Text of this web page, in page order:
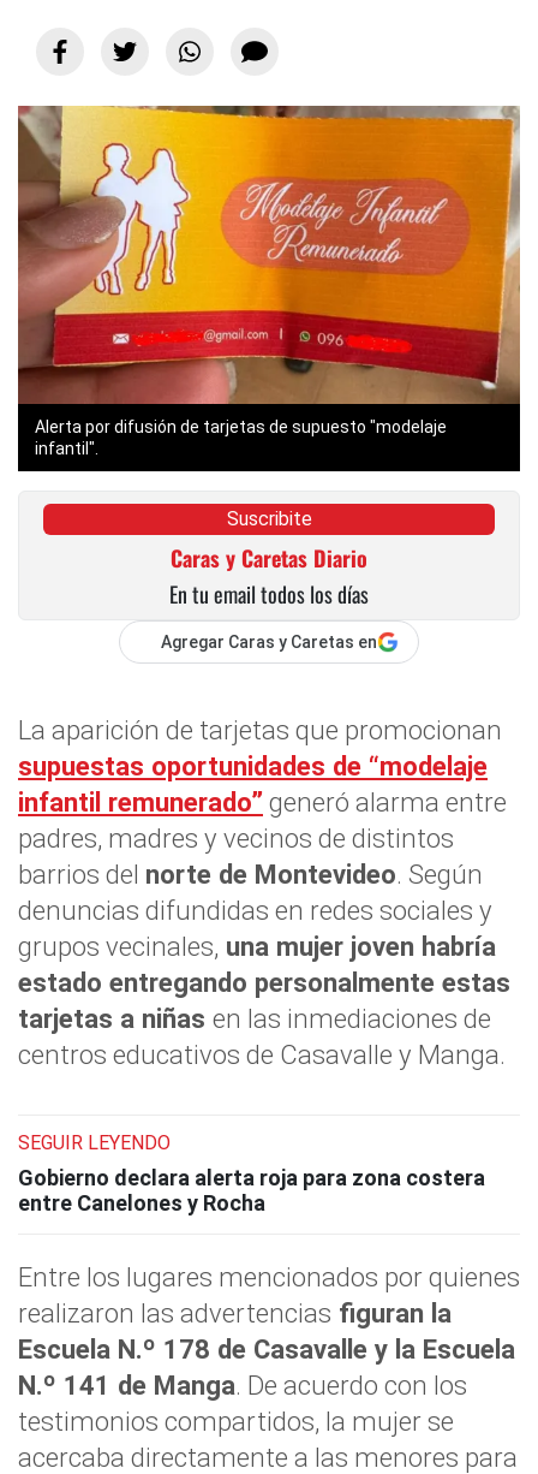
Alerta por difusión de tarjetas de supuesto "modelaje
infantil".
Suscribite
Caras y Caretas Diario
En tu email todos los días
Agregar Caras y Caretas en
La aparición de tarjetas que promocionan
supuestas oportunidades de “modelaje
infantil remunerado”generó alarma entre
padres, madres y vecinos de distintos
barrios del norte de Montevideo. Según
denuncias difundidas en redes sociales y
grupos vecinales, una mujer joven habría
estado entregando personalmente estas
tarjetas a niñas en las inmediaciones de
centros educativos de Casavalle y Manga.
SEGUIR LEYENDO
Gobierno declara alerta roja para zona costera
entre Canelones y Rocha
Entre los lugares mencionados por quienes
realizaron las advertencias figuran la
Escuela N.º 178 de Casavalle y la Escuela
N.º 141 de Manga. De acuerdo con los
testimonios compartidos, la mujer se
acercaba directamente a las menores para